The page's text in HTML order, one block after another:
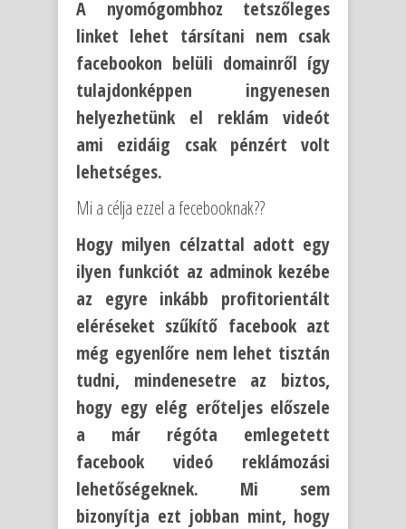
A nyomógombhoz tetszőleges
linket lehet társítani nem csak
facebookon belüli domainről így
tulajdonképpen ingyenesen
helyezhetünk el reklám videót
ami ezidáig csak pénzért volt
lehetséges.
Mi a célja ezzel a fecebooknak??
Hogy milyen célzattal adott egy
ilyen funkciót az adminok kezébe
az egyre inkább profitorientált
eléréseket szűkítő facebook azt
még egyenlőre nem lehet tisztán
tudni, mindenesetre az biztos,
hogy egy elég erőteljes előszele
a már régóta emlegetett
facebook videó reklámozási
lehetőségeknek. Mi sem
bizonyítja ezt jobban mint, hogy